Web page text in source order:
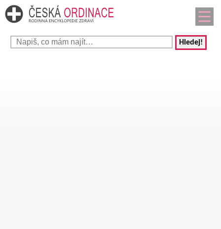
Hledej!